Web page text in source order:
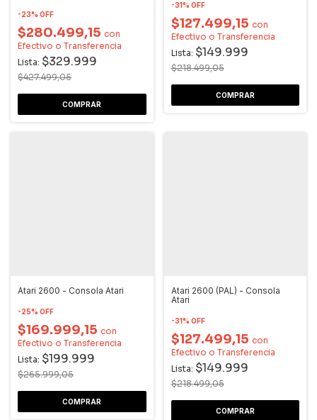
-23% OFF
$280.499,15 con
Efectivo o Transferencia
Lista: $329.999
$427.499,05
-31% OFF
$127.499,15 con
Efectivo o Transferencia
Lista: $149.999
$218.499,05
Atari 2600 - Consola Atari
-25% OFF
$169.999,15 con
Efectivo o Transferencia
Lista: $199.999
$265.999,05
Atari 2600 (PAL) - Consola
Atari
-31% OFF
$127.499,15 con
Efectivo o Transferencia
Lista: $149.999
$218.499,05